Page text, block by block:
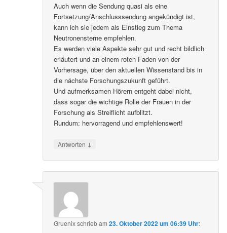
Auch wenn die Sendung quasi als eine
Fortsetzung/Anschlusssendung angekündigt ist,
kann ich sie jedem als Einstieg zum Thema
Neutronensterne empfehlen.
Es werden viele Aspekte sehr gut und recht bildlich
erläutert und an einem roten Faden von der
Vorhersage, über den aktuellen Wissenstand bis in
die nächste Forschungszukunft geführt.
Und aufmerksamen Hörern entgeht dabei nicht,
dass sogar die wichtige Rolle der Frauen in der
Forschung als Streiflicht aufblitzt.
Rundum: hervorragend und empfehlenswert!
Antworten ↓
Gruenixschriebam23. Oktober 2022 um 06:39 Uhr: